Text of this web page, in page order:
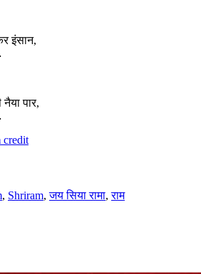
इंसान,
नैया पार,
credit
, Shriram,जय सिया रामा,राम